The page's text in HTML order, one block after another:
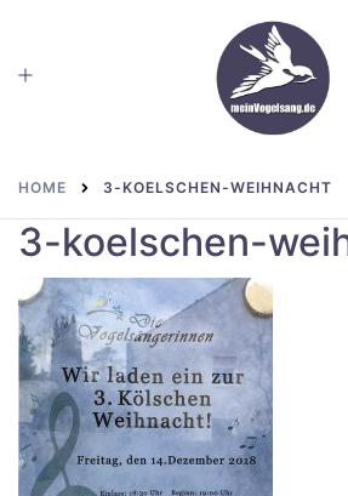
content
Toggle
HOME 3-KOELSCHEN-WEIHNACHT
3-koelschen-